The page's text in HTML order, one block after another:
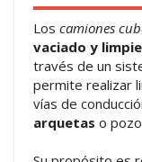
Los camiones
vaciado y
través de un
permite realizar
vías de
arquetas o